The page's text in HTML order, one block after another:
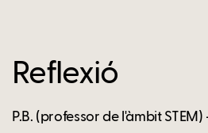
Reflexió
P.B. (professor de l'àmbit